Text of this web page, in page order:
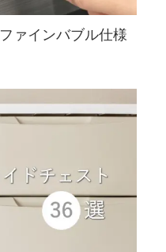
ァインバブル仕様